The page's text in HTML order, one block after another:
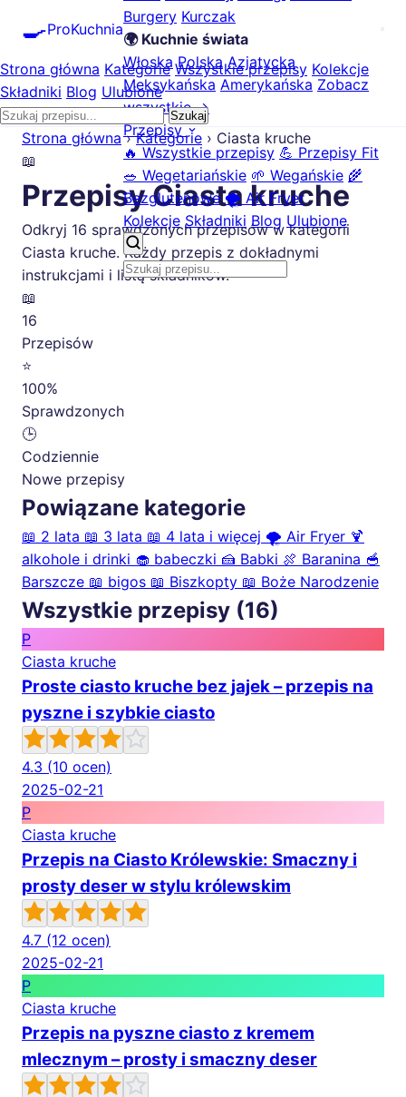
🍳ProKuchnia
Burgery Kurczak
🌍 Kuchnie świata
Włoska Polska Azjatycka
Meksykańska Amerykańska Zobacz
wszystkie →
Przepisy
🔥 Wszystkie przepisy 💪 Przepisy Fit
🥗 Wegetariańskie 🌱 Wegańskie 🌾
Bezglutenowe 🌪️ Air Fryer
Kolekcje Składniki Blog Ulubione
Strona główna Kategorie Wszystkie przepisy Kolekcje
Składniki Blog Ulubione
Szukaj
Strona główna › Kategorie › Ciasta kruche
📖
Przepisy Ciasta kruche
Odkryj 16 sprawdzonych przepisów w kategorii
Ciasta kruche. Każdy przepis z dokładnymi
instrukcjami i listą składników.
📖
16
Przepisów
⭐
100%
Sprawdzonych
🕒
Codziennie
Nowe przepisy
Powiązane kategorie
📖 2 lata 📖 3 lata 📖 4 lata i więcej 🌪️ Air Fryer 🍹
alkohole i drinki 🧁 babeczki 🍰 Babki 🍖 Baranina 🥣
Barszcze 📖 bigos 📖 Biszkopty 📖 Boże Narodzenie
Wszystkie przepisy (16)
P
Ciasta kruche
Proste ciasto kruche bez jajek – przepis na
pyszne i szybkie ciasto
4.3 (10 ocen)
2025-02-21
P
Ciasta kruche
Przepis na Ciasto Królewskie: Smaczny i
prosty deser w stylu królewskim
4.7 (12 ocen)
2025-02-21
P
Ciasta kruche
Przepis na pyszne ciasto z kremem
mlecznym – prosty i smaczny deser